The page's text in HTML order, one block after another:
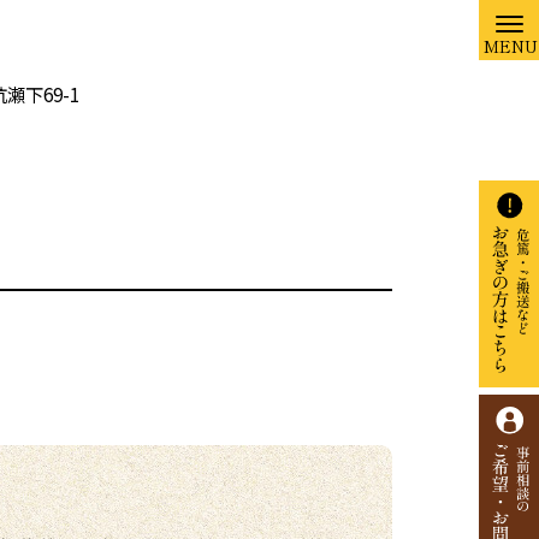
瀬下69-1